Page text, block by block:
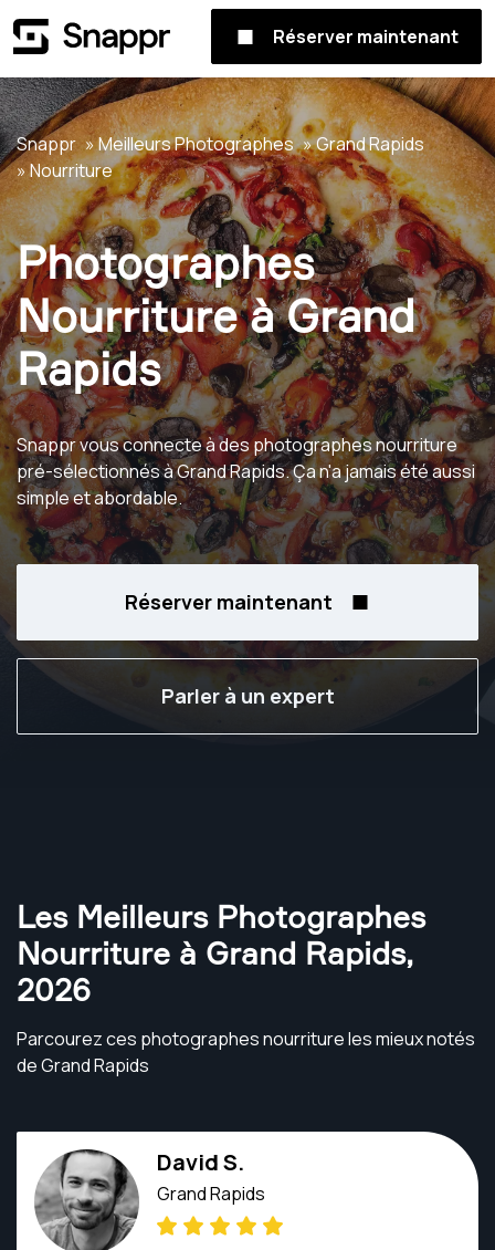
Réserver maintenant
Snappr Meilleurs Photographes
Grand Rapids
Nourriture
Photographes
Nourriture à Grand
Rapids
Snappr vous connecte à des photographes nourriture
pré-sélectionnés à Grand Rapids. Ça n'a jamais été aussi
simple et abordable.
Réserver maintenant
Parler à un expert
Les Meilleurs Photographes
Nourriture à Grand Rapids,
2026
Parcourez ces photographes nourriture les mieux notés
de Grand Rapids
David S.
Grand Rapids